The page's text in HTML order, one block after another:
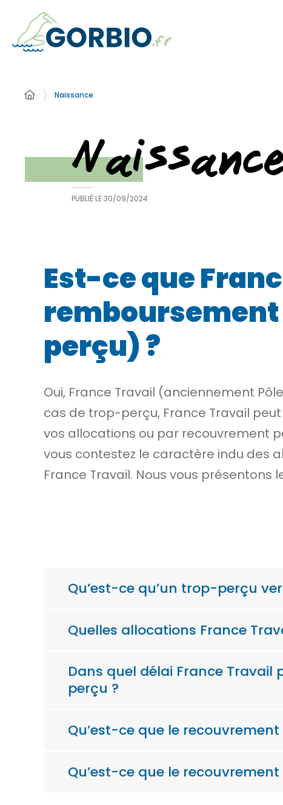
Naissance
PUBLIÉ LE30/09/2024
Est-ce que
perçu) ?
Oui, France Travail (anciennement
cas de trop-perçu, France Travail peut
vos allocations ou par recouvrement
vous contestez le caractère indu des
France Travail. Nous vous
Qu’est-ce qu’un trop-perçu
Quelles allocations France
Dans quel délai France
perçu ?
Qu’est-ce que le
Qu’est-ce que le